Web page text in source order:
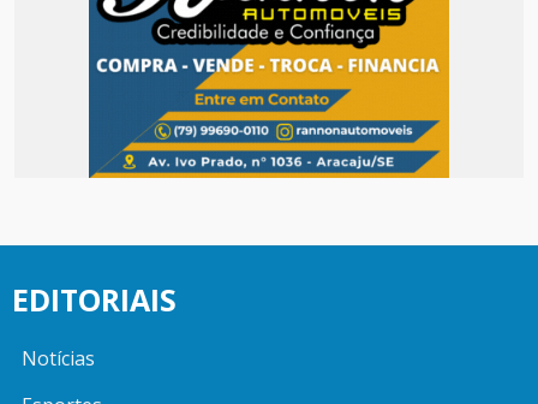
EDITORIAIS
Notícias